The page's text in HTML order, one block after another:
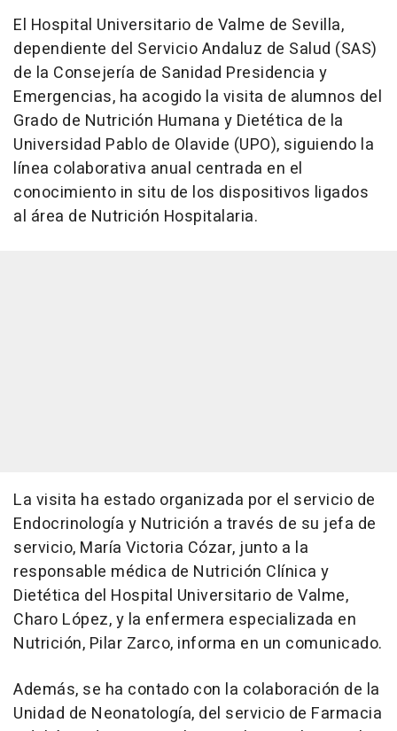
El Hospital Universitario de Valme de Sevilla,
dependiente del Servicio Andaluz de Salud (SAS)
de la Consejería de Sanidad Presidencia y
Emergencias, ha acogido la visita de alumnos del
Grado de Nutrición Humana y Dietética de la
Universidad Pablo de Olavide (UPO), siguiendo la
línea colaborativa anual centrada en el
conocimiento in situ de los dispositivos ligados
al área de Nutrición Hospitalaria.
La visita ha estado organizada por el servicio de
Endocrinología y Nutrición a través de su jefa de
servicio, María Victoria Cózar, junto a la
responsable médica de Nutrición Clínica y
Dietética del Hospital Universitario de Valme,
Charo López, y la enfermera especializada en
Nutrición, Pilar Zarco, informa en un comunicado.
Además, se ha contado con la colaboración de la
Unidad de Neonatología, del servicio de Farmacia